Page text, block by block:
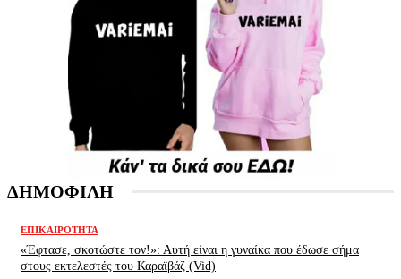
ΔΗΜΟΦΙΛΗ
ΕΠΙΚΑΙΡΌΤΗΤΑ
«Έφτασε, σκοτώστε τον!»: Αυτή είναι η γυναίκα που έδωσε σήμα
στους εκτελεστές του Καραϊβάζ (Vid)